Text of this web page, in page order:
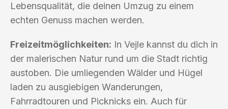
Lebensqualität, die deinen Umzug zu einem
echten Genuss machen werden.
Freizeitmöglichkeiten: In Vejle kannst du dich in
der malerischen Natur rund um die Stadt richtig
austoben. Die umliegenden Wälder und Hügel
laden zu ausgiebigen Wanderungen,
Fahrradtouren und Picknicks ein. Auch für